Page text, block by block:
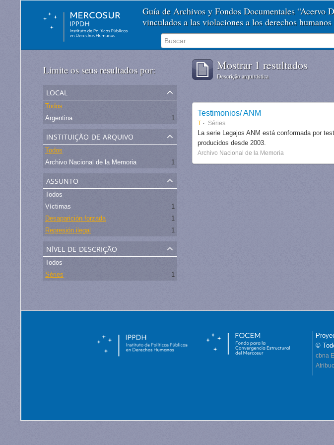
Guía de Archivos y Fondos Documentales “Acervo
vinculados a las violaciones a los derechos
Limite os seus resultados por:
local
Todos
Argentina
1
instituição de arquivo
Todos
Archivo Nacional de la Memoria
1
assunto
Todos
Víctimas
1
Desaparición forzada
1
Represión ilegal
1
nível de descrição
Todos
Séries
1
Mostrar 1 resultados
Descrição arquivística
Testimonios/ ANM
T Séries
La serie Legajos ANM está conformada por
producidos desde 2003.
Archivo Nacional de la Memoria
©
cbna